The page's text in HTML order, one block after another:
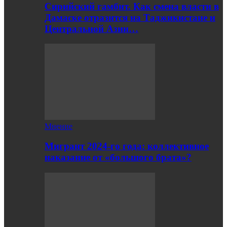
Сирийский гамбит. Как смена власти в
Дамаске отразится на Таджикистане и
Центральной Азии…
Мнение
Мигрант 2024-го года: коллективное
наказание от «большого брата»?